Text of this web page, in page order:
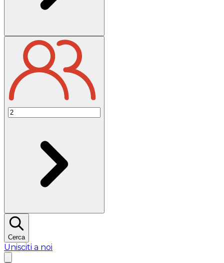
Cerca
Unisciti a noi